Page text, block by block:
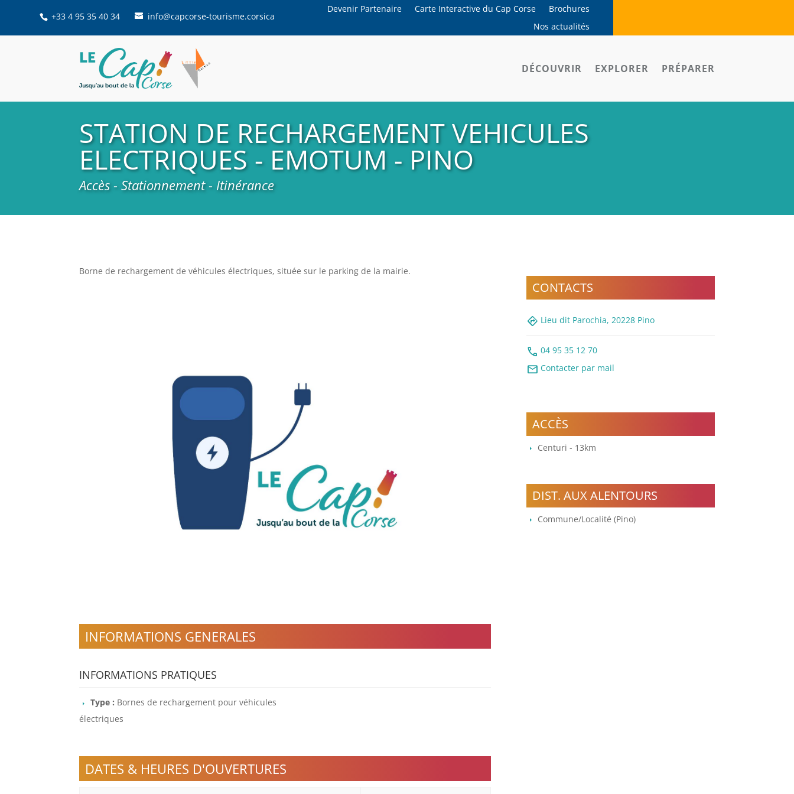
+33 4 95 35 40 34 info@capcorse-tourisme.corsica
Devenir Partenaire Carte Interactive du Cap Corse
Brochures
Nos actualités
DÉCOUVRIR EXPLORER PRÉPARER
STATION DE RECHARGEMENT VEHICULES
ELECTRIQUES - EMOTUM - PINO
Accès - Stationnement - Itinérance
Borne de rechargement de véhicules électriques, située sur le parking de la mairie.
INFORMATIONS GENERALES
INFORMATIONS PRATIQUES
Type : Bornes de rechargement pour véhicules
électriques
DATES & HEURES D'OUVERTURES
CONTACTS
directions Lieu dit Parochia, 20228 Pino
call 04 95 35 12 70
mail Contacter par mail
ACCÈS
Centuri - 13km
DIST. AUX ALENTOURS
Commune/Localité (Pino)